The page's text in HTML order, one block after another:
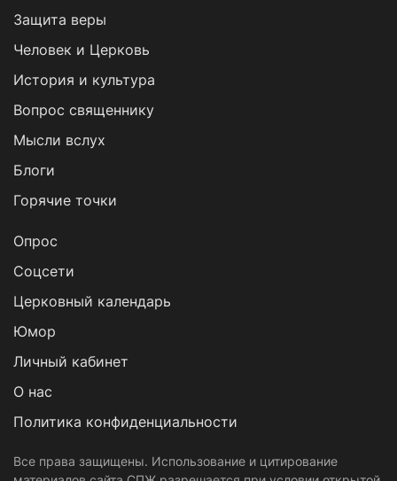
Защита веры
Человек и Церковь
История и культура
Вопрос священнику
Мысли вслух
Блоги
Горячие точки
Опрос
Cоцсети
Церковный календарь
Юмор
Личный кабинет
О нас
Политика конфиденциальности
Все права защищены. Использование и цитирование